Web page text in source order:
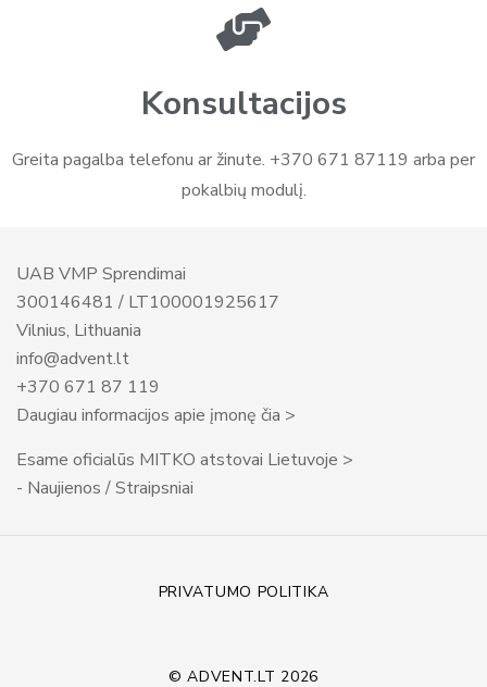
Konsultacijos
Greita pagalba telefonu ar žinute. +370 671 87119 arba per
pokalbių modulį.
UAB VMP Sprendimai
300146481 / LT100001925617
Vilnius, Lithuania
info@advent.lt
+370 671 87 119
Daugiau informacijos apie įmonę čia >
Esame oficialūs MITKO atstovai Lietuvoje >
- Naujienos / Straipsniai
PRIVATUMO POLITIKA
© ADVENT.LT 2026